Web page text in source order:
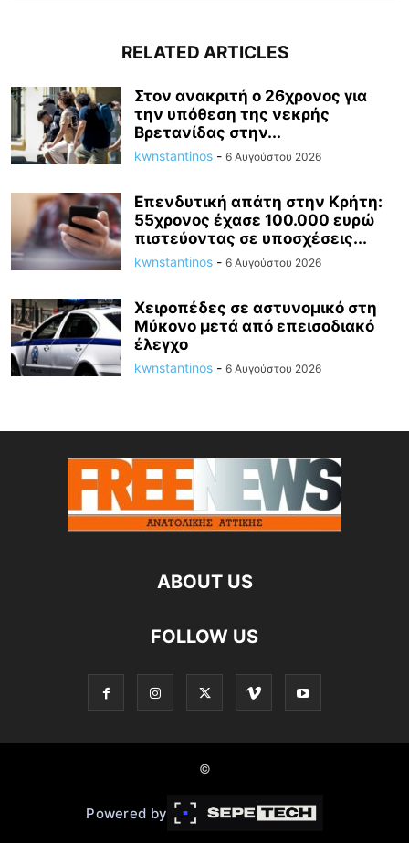
RELATED ARTICLES
Στον ανακριτή ο 26χρονος για
την υπόθεση της νεκρής
Βρετανίδας στην...
kwnstantinos - 6 Αυγούστου 2026
Επενδυτική απάτη στην Κρήτη:
55χρονος έχασε 100.000 ευρώ
πιστεύοντας σε υποσχέσεις...
kwnstantinos - 6 Αυγούστου 2026
Χειροπέδες σε αστυνομικό στη
Μύκονο μετά από επεισοδιακό
έλεγχο
kwnstantinos - 6 Αυγούστου 2026
ABOUT US
FOLLOW US
©
Powered by